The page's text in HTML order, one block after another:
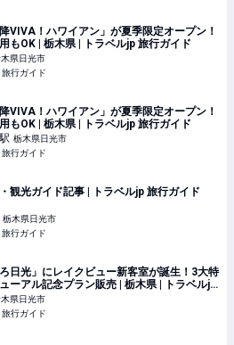
降VIVA！ハワイアン」が夏季限定オープン！
もOK | 栃木県 | トラベルjp 旅行ガイド
県日光市
旅行ガイド
降VIVA！ハワイアン」が夏季限定オープン！
もOK | 栃木県 | トラベルjp 旅行ガイド
駅 栃木県日光市
旅行ガイド
観光ガイド記事 | トラベルjp 旅行ガイド
栃木県日光市
旅行ガイド
ろ日光」にレイクビュー新客室が誕生！3大特
ーアル記念プラン販売 | 栃木県 | トラベルjp
県日光市
旅行ガイド